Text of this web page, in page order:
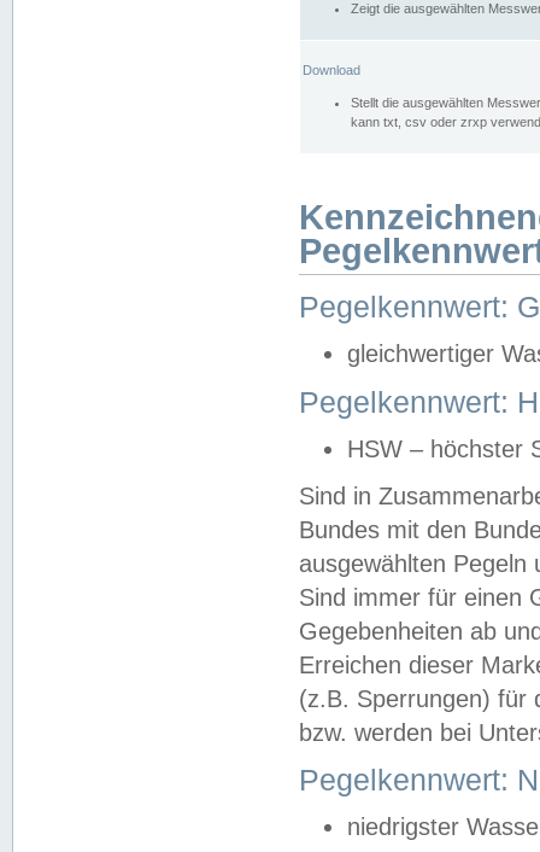
Zeigt die ausgewählten
Download
Stellt die ausgewählten
kann txt, csv oder zrxp
Pegelkennwert:
gleichwertiger
Pegelkennwert:
HSW – höchster
Sind in
Bundes mit den
ausgewählten
Sind immer für einen
Gegebenheiten ab
Erreichen dieser
(z.B. Sperrungen) für
bzw. werden bei
Pegelkennwert:
niedrigster